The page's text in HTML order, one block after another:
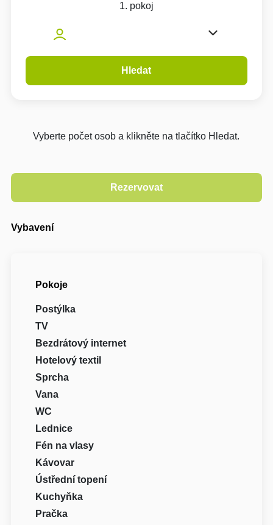
1. pokoj
Hledat
Vyberte počet osob a klikněte na tlačítko Hledat.
Vybavení
Pokoje
Postýlka
TV
Bezdrátový internet
Hotelový textil
Sprcha
Vana
WC
Lednice
Fén na vlasy
Kávovar
Ústřední topení
Kuchyňka
Pračka